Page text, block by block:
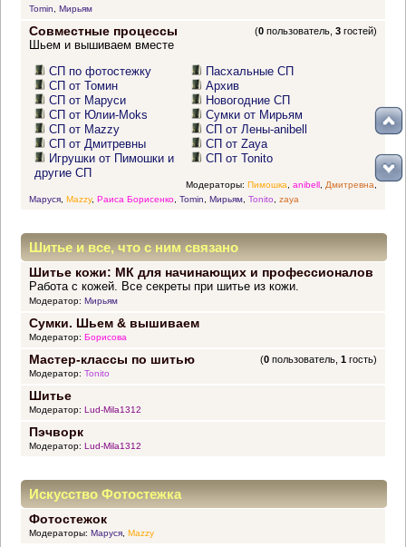
Tomin
Мирьям
Совместные процессы (0 пользователь,3 гостей)
Шьем и вышиваем вместе
СП по фотостежку
СП от Томин
СП от Маруси
СП от Юлии-Moks
СП от Mazzy
СП от Дмитревны
Игрушки от Пимошки и
другие СП
Пасхальные СП
Архив
Новогодние СП
Сумки от Мирьям
СП от Лены-anibell
СП от Zaya
СП от Tonito
Модераторы: Пимошка anibell, Дмитревна
Маруся, Mazzy, Раиса Борисенко, Tomin Мирьям, Tonito zaya
Шитье и все, что с ним связано
Шитье кожи: МК для начинающих и профессионалов
Работа с кожей. Все секреты при шитье из кожи.
Модератор: Мирьям
Сумки. Шьем & вышиваем
Модератор: Борисова
Мастер-классы по шитью (0 пользователь,1 гость)
Модератор: Tonito
Шитье
Модератор: Lud-Mila1312
Пэчворк
Модератор: Lud-Mila1312
Искусство Фотостежка
Фотостежок
Модераторы: Маруся, Mazzy